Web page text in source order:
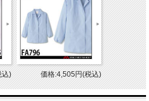
込) 価格:4,505円(税込)